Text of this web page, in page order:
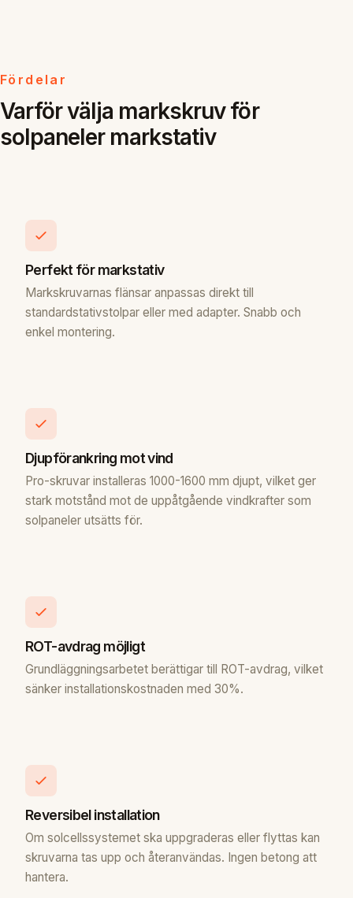
Fördelar
Varför välja markskruv för
solpaneler markstativ
Perfekt för markstativ
Markskruvarnas flänsar anpassas direkt till
standardstativstolpar eller med adapter. Snabb och
enkel montering.
Djupförankring mot vind
Pro-skruvar installeras 1000-1600 mm djupt, vilket ger
stark motstånd mot de uppåtgående vindkrafter som
solpaneler utsätts för.
ROT-avdrag möjligt
Grundläggningsarbetet berättigar till ROT-avdrag, vilket
sänker installationskostnaden med 30%.
Reversibel installation
Om solcellssystemet ska uppgraderas eller flyttas kan
skruvarna tas upp och återanvändas. Ingen betong att
hantera.